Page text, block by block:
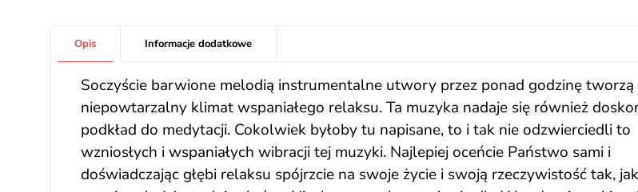
Opis Informacje dodatkowe
Soczyście barwione melodią instrumentalne utwory przez ponad godzinę tworzą
niepowtarzalny klimat wspaniałego relaksu. Ta muzyka nadaje się również
podkład do medytacji. Cokolwiek byłoby tu napisane, to i tak nie odzwierciedli to
wzniosłych i wspaniałych wibracji tej muzyki. Najlepiej oceńcie Państwo sami i
doświadczając głębi relaksu spójrzcie na swoje życie i swoją rzeczywistość tak,